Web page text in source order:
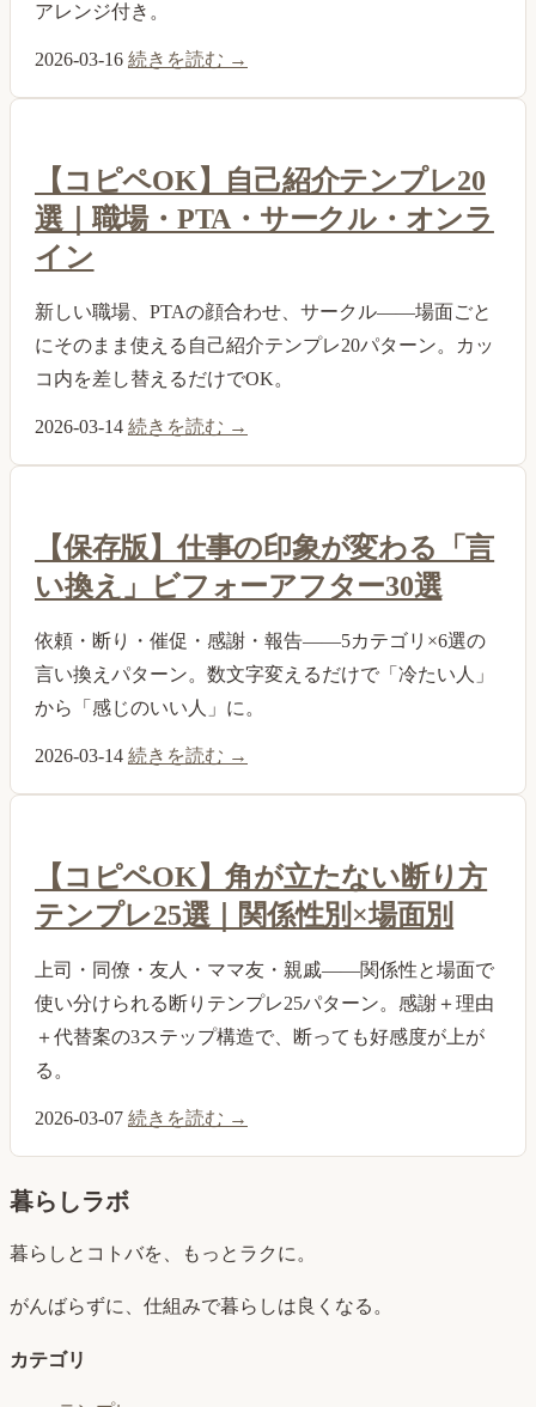
アレンジ付き。
2026-03-16 続きを読む →
【コピペOK】自己紹介テンプレ20
選｜職場・PTA・サークル・オンラ
イン
新しい職場、PTAの顔合わせ、サークル——場面ごと
にそのまま使える自己紹介テンプレ20パターン。カッ
コ内を差し替えるだけでOK。
2026-03-14 続きを読む →
【保存版】仕事の印象が変わる「言
い換え」ビフォーアフター30選
依頼・断り・催促・感謝・報告——5カテゴリ×6選の
言い換えパターン。数文字変えるだけで「冷たい人」
から「感じのいい人」に。
2026-03-14 続きを読む →
【コピペOK】角が立たない断り方
テンプレ25選｜関係性別×場面別
上司・同僚・友人・ママ友・親戚——関係性と場面で
使い分けられる断りテンプレ25パターン。感謝＋理由
＋代替案の3ステップ構造で、断っても好感度が上が
る。
2026-03-07 続きを読む →
暮らしラボ
暮らしとコトバを、もっとラクに。
がんばらずに、仕組みで暮らしは良くなる。
カテゴリ